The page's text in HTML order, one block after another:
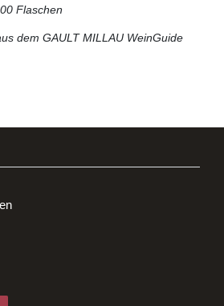
Flaschen
dem GAULT MILLAU WeinGuide